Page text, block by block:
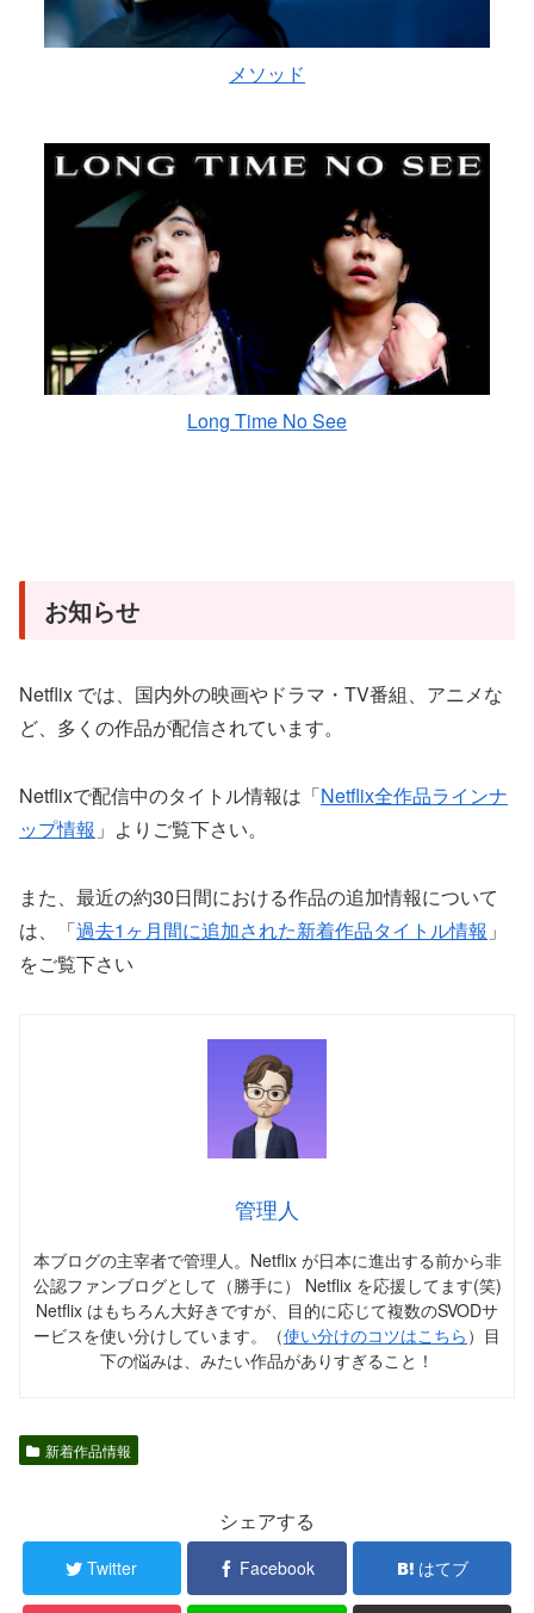
メソッド
Long Time No See
お知らせ
Netflix では、国内外の映画やドラマ・TV番組、アニメな
ど、多くの作品が配信されています。
Netflixで配信中のタイトル情報は「Netflix全作品ラインナ
ップ情報 」よりご覧下さい。
また、最近の約30日間における作品の追加情報について
は、「過去1ヶ月間に追加された新着作品タイトル情報 」
をご覧下さい
管理人
本ブログの主宰者で管理人。Netflix が日本に進出する前から非
公認ファンブログとして（勝手に） Netflix を応援してます(笑)
Netflix はもちろん大好きですが、目的に応じて複数のSVODサ
ービスを使い分けしています。（使い分けのコツはこちら ）目
下の悩みは、みたい作品がありすぎること！
新着作品情報
シェアする
Twitter Facebook はてブ